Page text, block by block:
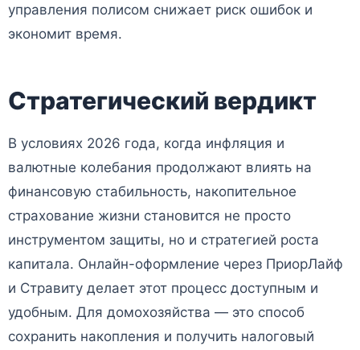
управления полисом снижает риск ошибок и
экономит время.
Стратегический вердикт
В условиях 2026 года, когда инфляция и
валютные колебания продолжают влиять на
финансовую стабильность, накопительное
страхование жизни становится не просто
инструментом защиты, но и стратегией роста
капитала. Онлайн-оформление через ПриорЛайф
и Стравиту делает этот процесс доступным и
удобным. Для домохозяйства — это способ
сохранить накопления и получить налоговый